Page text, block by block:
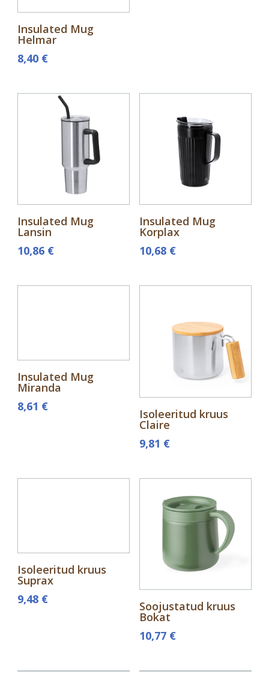
Insulated Mug
Helmar
8,40 €
Insulated Mug
Lansin
10,86 €
Insulated Mug
Korplax
10,68 €
Insulated Mug Isoleeritud kruus
Claire
9,81 €
Isoleeritud kruus Soojustatud kruus
Bokat
10,77 €